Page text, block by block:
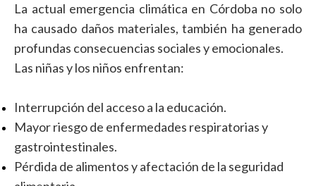
La actual emergencia climática en Córdoba no solo
ha causado daños materiales, también ha generado
profundas consecuencias sociales y emocionales.
Las niñas y los niños enfrentan:
Interrupción del acceso a la educación.
Mayor riesgo de enfermedades respiratorias y
gastrointestinales.
Pérdida de alimentos y afectación de la seguridad